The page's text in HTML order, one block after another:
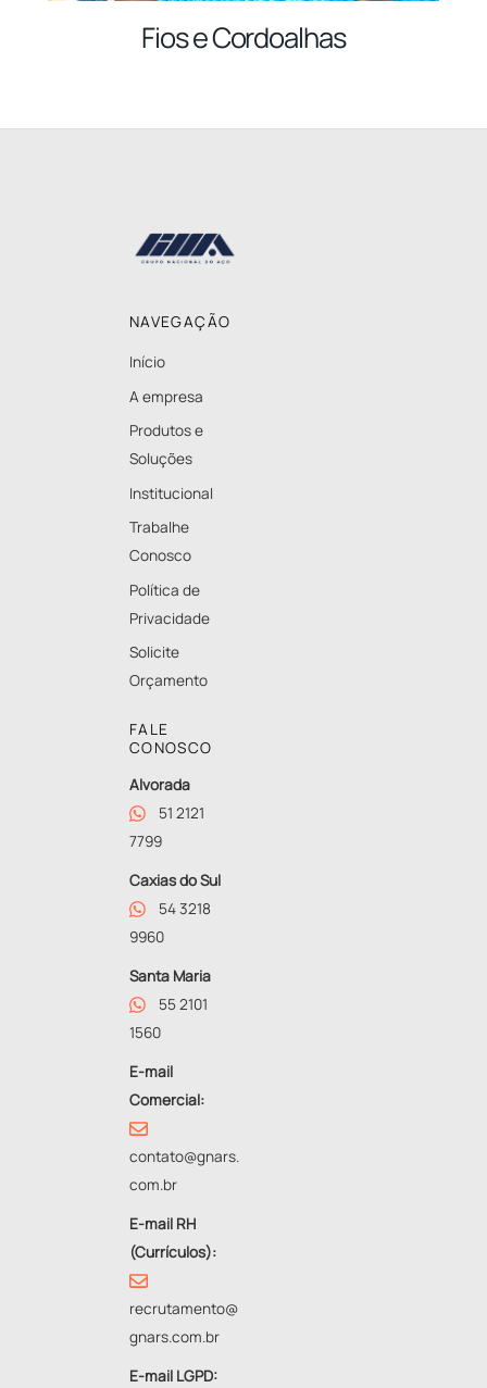
Fios e Cordoalhas
NAVEGAÇÃO
Início
A empresa
Produtos e
Soluções
Institucional
Trabalhe
Conosco
Política de
Privacidade
Solicite
Orçamento
FALE
CONOSCO
Alvorada
51 2121
7799
Caxias do Sul
54 3218
9960
Santa Maria
55 2101
1560
E-mail
Comercial:
contato@gnars.
com.br
E-mail RH
(Currículos):
recrutamento@
gnars.com.br
E-mail LGPD: